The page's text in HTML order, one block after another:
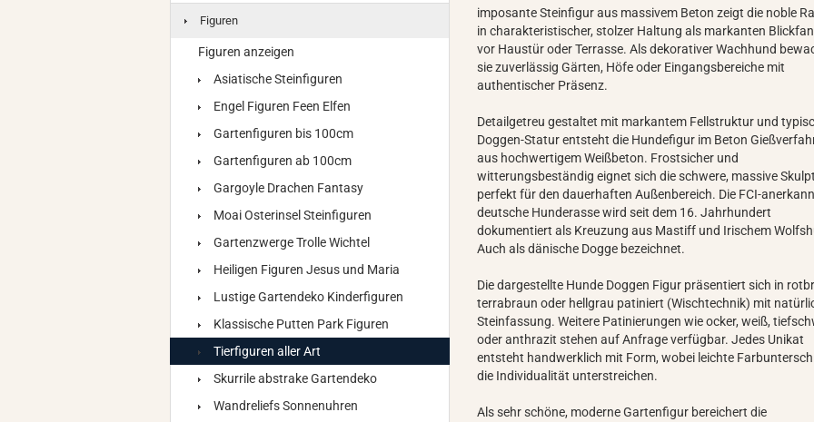
imposante Steinfigur aus massivem Beton zeigt die noble
in charakteristischer, stolzer Haltung als markanten
vor Haustür oder Terrasse. Als dekorativer Wachhund
sie zuverlässig Gärten, Höfe oder Eingangsbereiche mit
authentischer Präsenz.
Detailgetreu gestaltet mit markantem Fellstruktur und
Doggen-Statur entsteht die Hundefigur im Beton
aus hochwertigem Weißbeton. Frostsicher und
witterungsbeständig eignet sich die schwere, massive
perfekt für den dauerhaften Außenbereich. Die FCI-
deutsche Hunderasse wird seit dem 16. Jahrhundert
dokumentiert als Kreuzung aus Mastiff und Irischem
Auch als dänische Dogge bezeichnet.
Die dargestellte Hunde Doggen Figur präsentiert sich in
terrabraun oder hellgrau patiniert (Wischtechnik) mit
Steinfassung. Weitere Patinierungen wie ocker, weiß,
oder anthrazit stehen auf Anfrage verfügbar. Jedes Unikat
entsteht handwerklich mit Form, wobei leichte
die Individualität unterstreichen.
Als sehr schöne, moderne Gartenfigur bereichert die
Figuren
Figuren anzeigen
Asiatische Steinfiguren
Engel Figuren Feen Elfen
Gartenfiguren bis 100cm
Gartenfiguren ab 100cm
Gargoyle Drachen Fantasy
Moai Osterinsel Steinfiguren
Gartenzwerge Trolle Wichtel
Heiligen Figuren Jesus und Maria
Lustige Gartendeko Kinderfiguren
Klassische Putten Park Figuren
Tierfiguren aller Art
Skurrile abstrake Gartendeko
Wandreliefs Sonnenuhren